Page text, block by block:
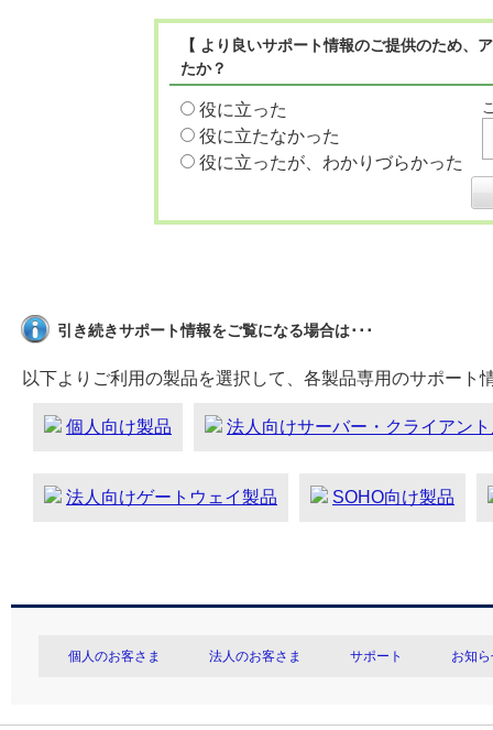
【 より良いサポート情報のご提供のため
たか？
役に立った
役に立たなかった
役に立ったが、わかりづらかった
引き続きサポート情報をご覧になる場合は･･･
以下よりご利用の製品を選択して、各製品専用のサポート
個人向け製品 法人向けサーバー・クライアン
法人向けゲートウェイ製品 SOHO向け製品
個人のお客さま 法人のお客さま サポート お知